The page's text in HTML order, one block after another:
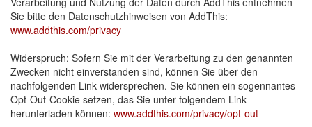
Sie bitte den Datenschutzhinweisen von AddThis:
www.addthis.com/privacy
Widerspruch: Sofern Sie mit der Verarbeitung zu den genannten
Zwecken nicht einverstanden sind, können Sie über den
nachfolgenden Link widersprechen. Sie können ein sogennantes
Opt-Out-Cookie setzen, das Sie unter folgendem Link
herunterladen können: www.addthis.com/privacy/opt-out